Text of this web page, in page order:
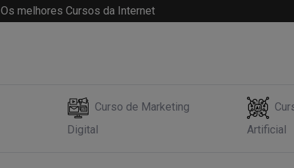
Os melhores Cursos da Internet
Curso de Marketing
Digital
Artificial